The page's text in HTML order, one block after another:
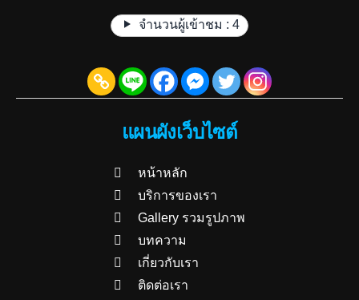
จำนวนผู้เข้าชม : 4
แผนผังเว็บไซต์
หน้าหลัก
บริการของเรา
Gallery รวมรูปภาพ
บทความ
เกี่ยวกับเรา
ติดต่อเรา